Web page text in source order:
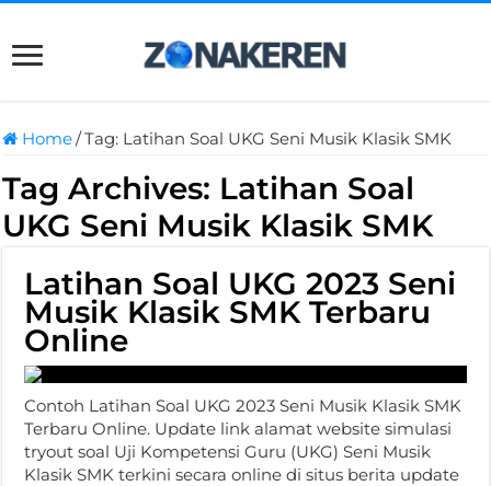
Home/Tag: Latihan Soal UKG Seni Musik Klasik SMK
Tag Archives: Latihan Soal
UKG Seni Musik Klasik SMK
Latihan Soal UKG 2023 Seni
Musik Klasik SMK Terbaru
Online
Contoh Latihan Soal UKG 2023 Seni Musik Klasik SMK
Terbaru Online. Update link alamat website simulasi
tryout soal Uji Kompetensi Guru (UKG) Seni Musik
Klasik SMK terkini secara online di situs berita update